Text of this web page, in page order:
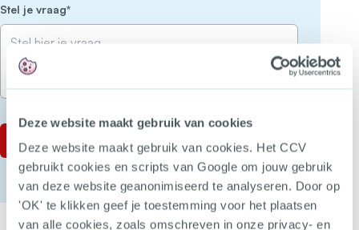
Deze website maakt gebruik van cookies
Deze website maakt gebruik van cookies. Het CCV
gebruikt cookies en scripts van Google om jouw gebruik
van deze website geanonimiseerd te analyseren. Door op
'OK' te klikken geef je toestemming voor het plaatsen
van alle cookies, zoals omschreven in onze privacy- en
Stel je vraag